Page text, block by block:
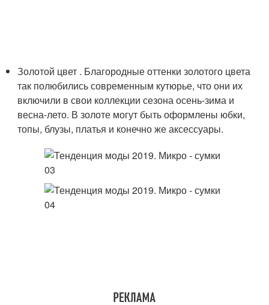
Золотой цвет . Благородные оттенки золотого цвета
так полюбились современным кутюрье, что они их
включили в свои коллекции сезона осень-зима и
весна-лето. В золоте могут быть оформлены юбки,
топы, блузы, платья и конечно же аксессуары.